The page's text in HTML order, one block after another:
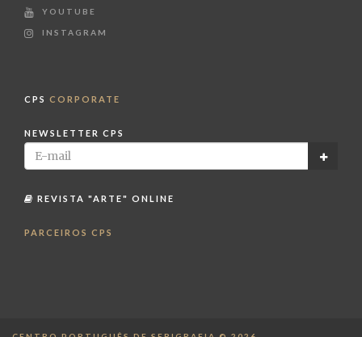
YOUTUBE
INSTAGRAM
CPS CORPORATE
NEWSLETTER CPS
REVISTA "ARTE" ONLINE
PARCEIROS CPS